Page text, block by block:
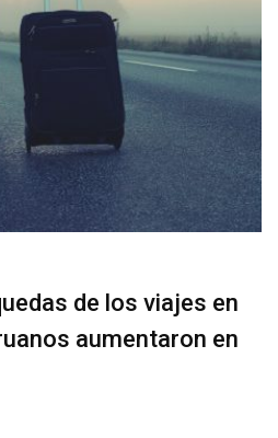
de los viajes en
aumentaron en